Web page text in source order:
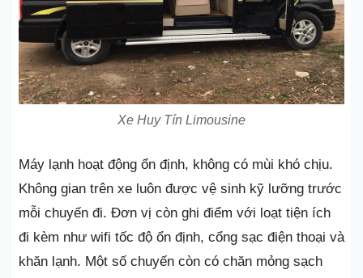
Xe Huy Tín Limousine
Máy lạnh hoạt động ổn định, không có mùi khó chịu.
Không gian trên xe luôn được vệ sinh kỹ lưỡng trước
mỗi chuyến đi. Đơn vị còn ghi điểm với loạt tiện ích
đi kèm như wifi tốc độ ổn định, cổng sạc điện thoại và
khăn lạnh. Một số chuyến còn có chăn mỏng sạch